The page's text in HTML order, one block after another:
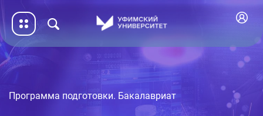
Программа подготовки. Бакалавриат